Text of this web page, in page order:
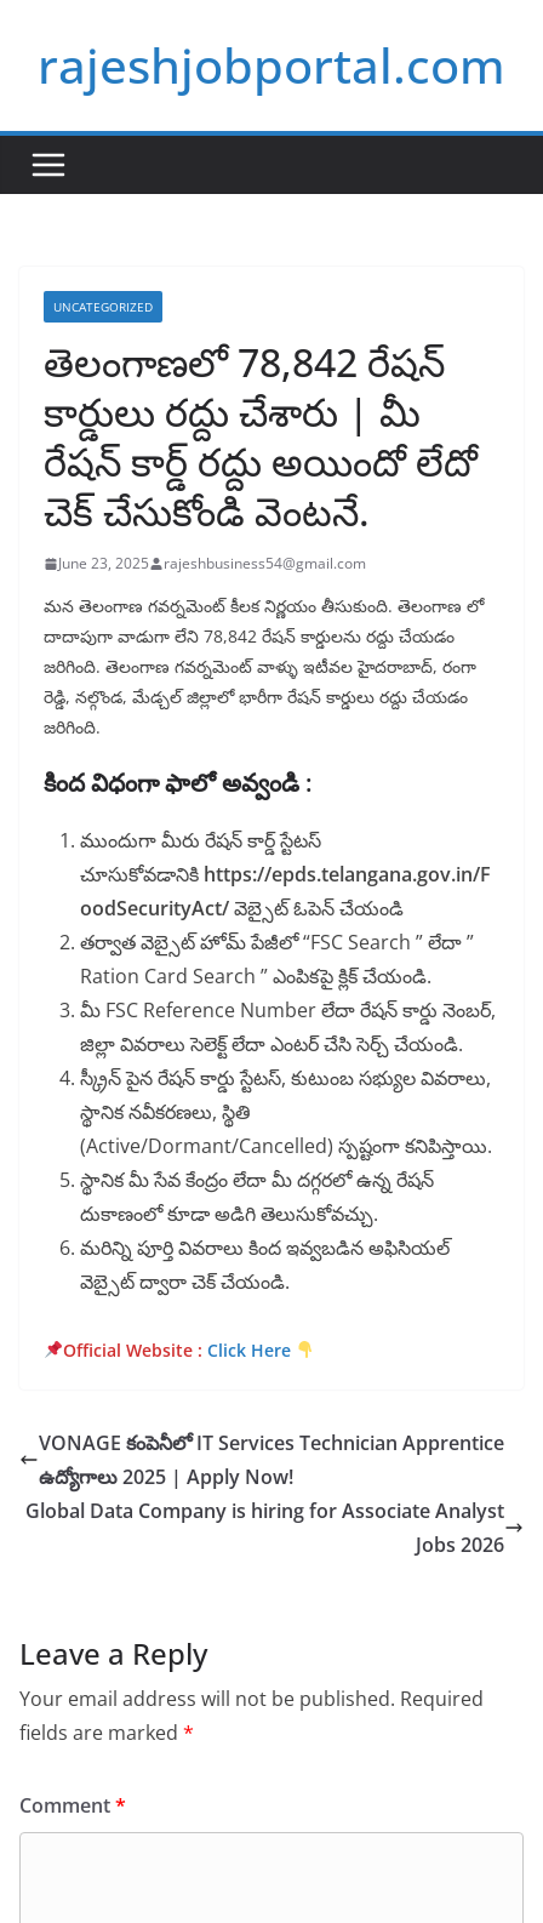
contentrajeshjobportal.com
UNCATEGORIZED
తెలంగాణలో 78,842 రేషన్
కార్డులు రద్దు చేశారు | మీ
రేషన్ కార్డ్ రద్దు అయిందో లేదో
చెక్ చేసుకోండి వెంటనే.
June 23, 2025 rajeshbusiness54@gmail.com
మన తెలంగాణ గవర్నమెంట్ కీలక నిర్ణయం తీసుకుంది. తెలంగాణ లో
దాదాపుగా వాడుగా లేని 78,842 రేషన్ కార్డులను రద్దు చేయడం
జరిగింది. తెలంగాణ గవర్నమెంట్ వాళ్ళు ఇటీవల హైదరాబాద్, రంగా
రెడ్డి, నల్గొండ, మేడ్చల్ జిల్లాలో భారీగా రేషన్ కార్డులు రద్దు చేయడం
జరిగింది.
కింద విధంగా ఫాలో అవ్వండి :
ముందుగా మీరు రేషన్ కార్డ్ స్టేటస్
చూసుకోవడానికి https://epds.telangana.gov.in/F
oodSecurityAct/వెబ్సైట్ ఓపెన్ చేయండి
తర్వాత వెబ్సైట్ హోమ్ పేజీలో “FSC Search ” లేదా ”
Ration Card Search ” ఎంపికపై క్లిక్ చేయండి.
మీ FSC Reference Number లేదా రేషన్ కార్డు నెంబర్,
జిల్లా వివరాలు సెలెక్ట్ లేదా ఎంటర్ చేసి సెర్చ్ చేయండి.
స్క్రీన్ పైన రేషన్ కార్డు స్టేటస్, కుటుంబ సభ్యుల వివరాలు,
స్థానిక నవీకరణలు, స్థితి
(Active/Dormant/Cancelled) స్పష్టంగా కనిపిస్తాయి.
స్థానిక మీ సేవ కేంద్రం లేదా మీ దగ్గరలో ఉన్న రేషన్
దుకాణంలో కూడా అడిగి తెలుసుకోవచ్చు.
మరిన్ని పూర్తి వివరాలు కింద ఇవ్వబడిన అఫిసియల్
వెబ్సైట్ ద్వారా చెక్ చేయండి.
Official Website : Click Here
VONAGE కంపెనీలో IT Services Technician Apprentice
ఉద్యోగాలు 2025 | Apply Now!
Global Data Company is hiring for Associate Analyst
Jobs 2026
Leave a Reply
Your email address will not be published. Required
fields are marked *
Comment*